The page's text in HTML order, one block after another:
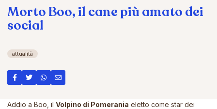
Morto Boo, il cane più amato dei
social
attualità
Addio a Boo, il Volpino di Pomerania eletto come star dei